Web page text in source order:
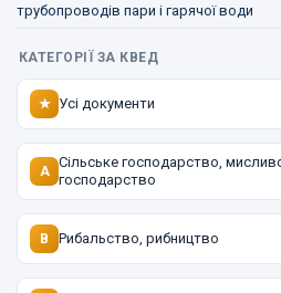
трубопроводів пари і гарячої води
КАТЕГОРІЇ ЗА КВЕД
★ Усі документи
A
Сільське господарство,
господарство
B Рибальство, рибництво